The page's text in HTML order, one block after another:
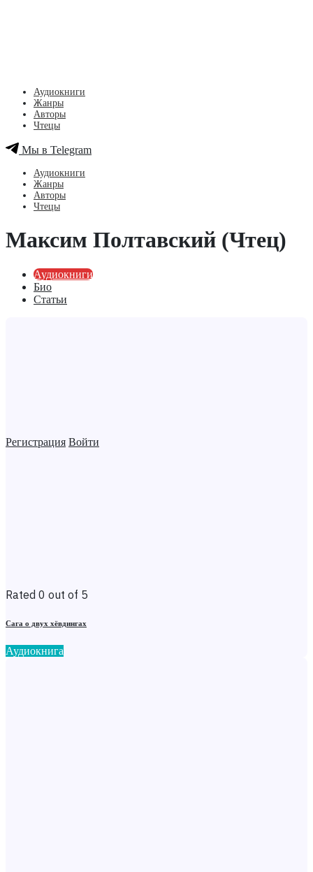
Регистрация Войти
Аудиокниги
Жанры
Авторы
Чтецы
Мы в Telegram
Аудиокниги
Жанры
Авторы
Чтецы
Максим Полтавский (Чтец)
Аудиокниги
Био
Статьи
Rated 0 out of 5
Сага о двух хёвдингах
Аудиокнига